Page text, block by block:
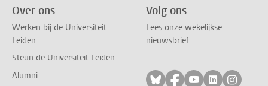
Over ons
Werken bij de Universiteit
Leiden
Steun de Universiteit Leiden
Alumni
Volg ons
Lees onze wekelijkse
nieuwsbrief
Volg ons op bluesky
Volg ons op
Volg ons op
Volg ons
Volg